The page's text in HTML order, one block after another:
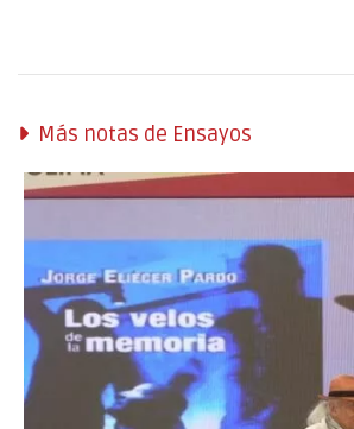
Más notas de Ensayos